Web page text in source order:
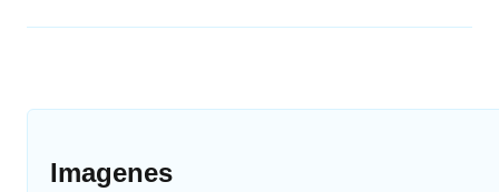
Imagenes